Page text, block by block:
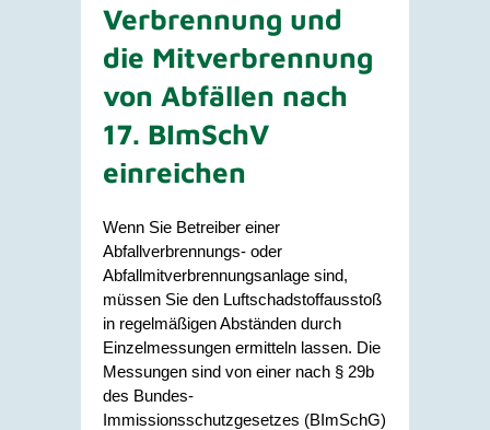
Verbrennung und
die Mitverbrennung
von Abfällen nach
17. BImSchV
einreichen
Wenn Sie Betreiber einer
Abfallverbrennungs- oder
Abfallmitverbrennungsanlage sind,
müssen Sie den Luftschadstoffausstoß
in regelmäßigen Abständen durch
Einzelmessungen ermitteln lassen. Die
Messungen sind von einer nach § 29b
des Bundes-
Immissionsschutzgesetzes (BImSchG)